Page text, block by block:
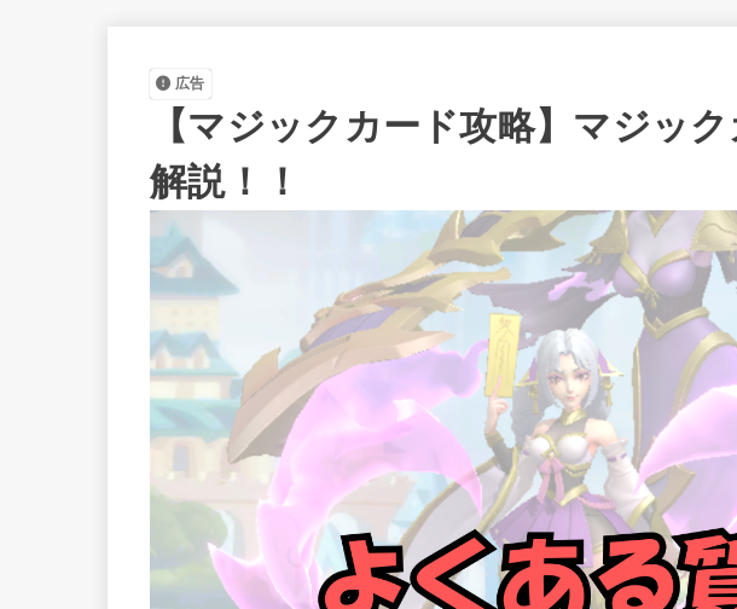
広告
【マジックカード攻略】マジッ
解説！！